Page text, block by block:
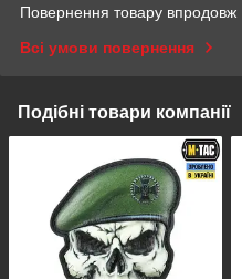
Повернення товару впродовж
Всі умови повернення
Подібні товари компанії